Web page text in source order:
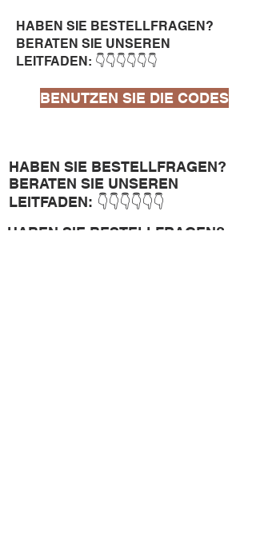
HABEN SIE BESTELLFRAGEN?
BERATEN SIE UNSEREN
LEITFADEN: 👇👇👇👇👇👇
BENUTZEN SIE DIE CODES
HABEN SIE BESTELLFRAGEN?
BERATEN SIE UNSEREN
LEITFADEN: 👇👇👇👇👇👇
HABEN SIE BESTELLFRAGEN?
capsule Bialetti Cremoso in
alluminio compatibili Nespresso
[0,25€/capsula]
few days ago Verificato